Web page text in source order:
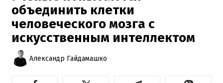
объединить клетки
человеческого мозга с
искусственным интеллектом
Александр Гайдамашко